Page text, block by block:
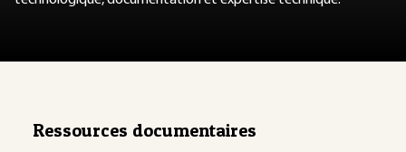
Ressources documentaires